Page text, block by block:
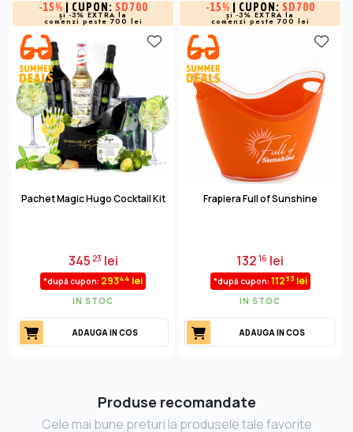
-15% | CUPON: SD700
și -3% EXTRA la
comenzi peste 700 lei
Pachet Magic Hugo Cocktail Kit
345 23 lei
*după cupon: 29344 lei
IN STOC
ADAUGA IN COS
-15% | CUPON: SD700
și -3% EXTRA la
comenzi peste 700 lei
Frapiera Full of Sunshine
13216 lei
*după cupon: 11233 lei
IN STOC
ADAUGA IN COS
Produse recomandate
Cele mai bune preturi la produsele tale favorite